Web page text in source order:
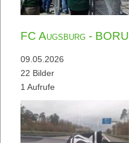
FC Augsburg -
09.05.2026
22 Bilder
1 Aufrufe